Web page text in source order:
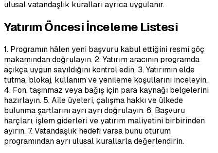
ulusal vatandaşlık kuralları ayrıca uygulanır.
Yatırım Öncesi İnceleme Listesi
1. Programın hâlen yeni başvuru kabul ettiğini resmî göç
makamından doğrulayın. 2. Yatırım aracının programda
açıkça uygun sayıldığını kontrol edin. 3. Yatırımın elde
tutma, blokaj, kullanım ve yenileme koşullarını inceleyin.
4. Fon, taşınmaz veya bağış için para kaynağı belgelerini
hazırlayın. 5. Aile üyeleri, çalışma hakkı ve ülkede
bulunma şartlarını ayrı ayrı doğrulayın. 6. Başvuru
harçları, işlem giderleri ve yatırım maliyetini birbirinden
ayırın. 7. Vatandaşlık hedefi varsa bunu oturum
programından ayrı ulusal kurallarla değerlendirin.